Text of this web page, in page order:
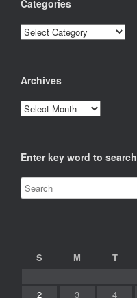
Categories
Categories
Archives
Archives
Enter key word to search
S
M T
2
3 4